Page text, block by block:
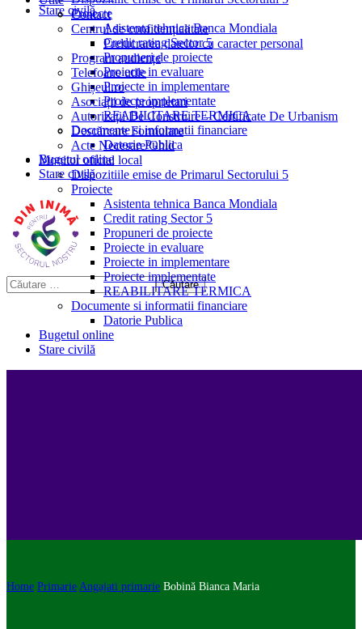
Stare civilă
Proiecte
Asistenta tehnica Banca Mondiala
Credit rating Sector 5
Propuneri de proiecte
Proiecte in evaluare
Proiecte in implementare
Proiecte implementate
REABILITARE TERMICA
Documente si informatii financiare
Datorie Publica
Bugetul online
Stare civilă
Contact
Centrul de confidențialitate
Prelucrarea datelor cu caracter personal
Program audiențe
Telefoane utile
Ghișeul.ro
Asociații de proprietari
Autorizații De Construire – Certificate De Urbanism
Descărcare Formulare
Acte Necesare/Ghid
Monitor oficial local
Dispozitiile emise de Primarul Sectorului 5
Proiecte
Asistenta tehnica Banca Mondiala
Credit rating Sector 5
Propuneri de proiecte
Proiecte in evaluare
Proiecte in implementare
Proiecte implementate
REABILITARE TERMICA
Documente si informatii financiare
Datorie Publica
Bugetul online
Stare civilă
Home Primarie Angajati primarie Bobină Bianca Maria